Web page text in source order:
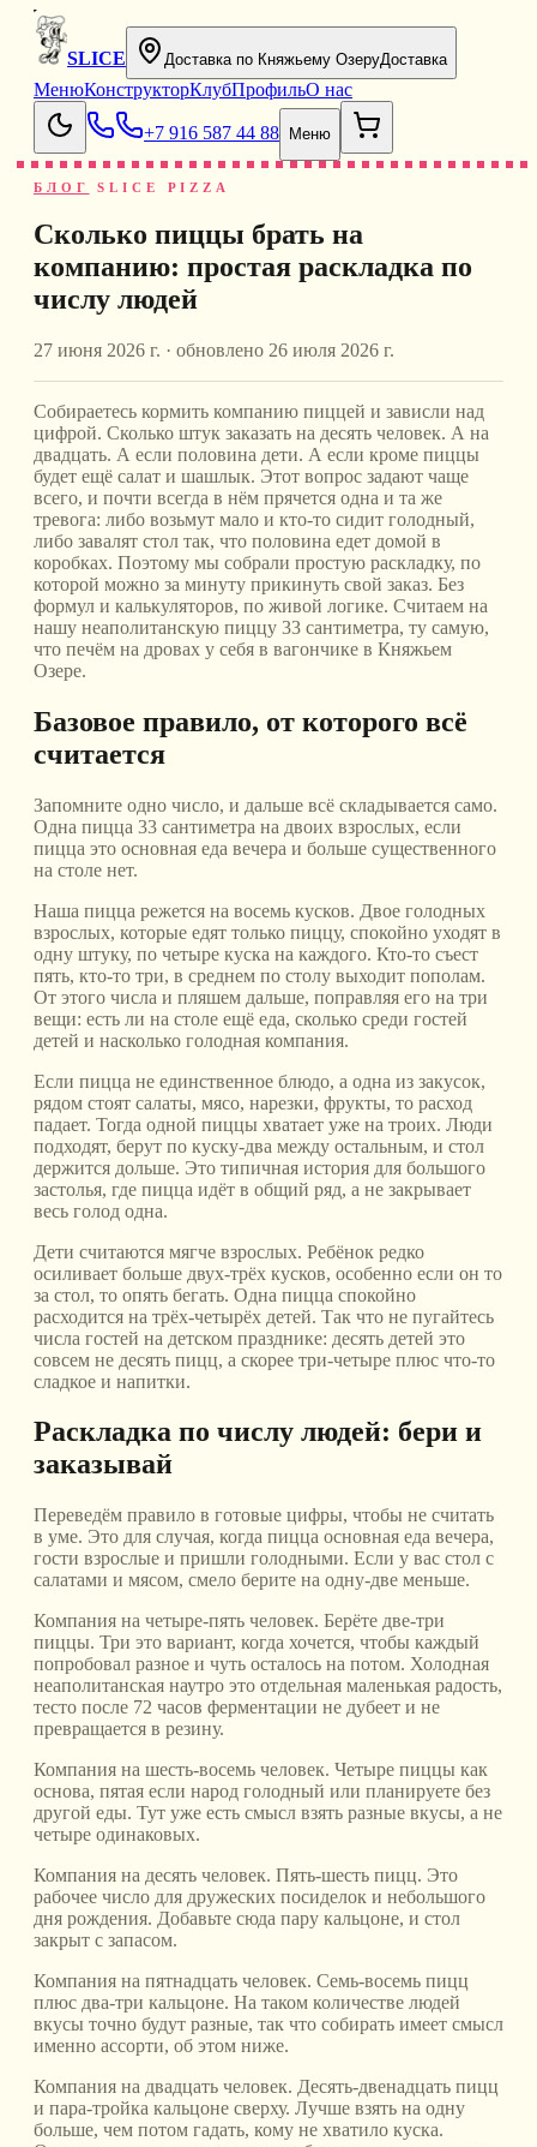
SLICE Доставка по Княжьему ОзеруДоставка
МенюКонструкторКлубПрофильО нас
+7 916 587 44 88 Меню
БЛОГ SLICE PIZZA
Сколько пиццы брать на
компанию: простая раскладка по
числу людей
27 июня 2026 г. · обновлено 26 июля 2026 г.
Собираетесь кормить компанию пиццей и зависли над
цифрой. Сколько штук заказать на десять человек. А на
двадцать. А если половина дети. А если кроме пиццы
будет ещё салат и шашлык. Этот вопрос задают чаще
всего, и почти всегда в нём прячется одна и та же
тревога: либо возьмут мало и кто-то сидит голодный,
либо завалят стол так, что половина едет домой в
коробках. Поэтому мы собрали простую раскладку, по
которой можно за минуту прикинуть свой заказ. Без
формул и калькуляторов, по живой логике. Считаем на
нашу неаполитанскую пиццу 33 сантиметра, ту самую,
что печём на дровах у себя в вагончике в Княжьем
Озере.
Базовое правило, от которого всё
считается
Запомните одно число, и дальше всё складывается само.
Одна пицца 33 сантиметра на двоих взрослых, если
пицца это основная еда вечера и больше существенного
на столе нет.
Наша пицца режется на восемь кусков. Двое голодных
взрослых, которые едят только пиццу, спокойно уходят в
одну штуку, по четыре куска на каждого. Кто-то съест
пять, кто-то три, в среднем по столу выходит пополам.
От этого числа и пляшем дальше, поправляя его на три
вещи: есть ли на столе ещё еда, сколько среди гостей
детей и насколько голодная компания.
Если пицца не единственное блюдо, а одна из закусок,
рядом стоят салаты, мясо, нарезки, фрукты, то расход
падает. Тогда одной пиццы хватает уже на троих. Люди
подходят, берут по куску-два между остальным, и стол
держится дольше. Это типичная история для большого
застолья, где пицца идёт в общий ряд, а не закрывает
весь голод одна.
Дети считаются мягче взрослых. Ребёнок редко
осиливает больше двух-трёх кусков, особенно если он то
за стол, то опять бегать. Одна пицца спокойно
расходится на трёх-четырёх детей. Так что не пугайтесь
числа гостей на детском празднике: десять детей это
совсем не десять пицц, а скорее три-четыре плюс что-то
сладкое и напитки.
Раскладка по числу людей: бери и
заказывай
Переведём правило в готовые цифры, чтобы не считать
в уме. Это для случая, когда пицца основная еда вечера,
гости взрослые и пришли голодными. Если у вас стол с
салатами и мясом, смело берите на одну-две меньше.
Компания на четыре-пять человек. Берёте две-три
пиццы. Три это вариант, когда хочется, чтобы каждый
попробовал разное и чуть осталось на потом. Холодная
неаполитанская наутро это отдельная маленькая радость,
тесто после 72 часов ферментации не дубеет и не
превращается в резину.
Компания на шесть-восемь человек. Четыре пиццы как
основа, пятая если народ голодный или планируете без
другой еды. Тут уже есть смысл взять разные вкусы, а не
четыре одинаковых.
Компания на десять человек. Пять-шесть пицц. Это
рабочее число для дружеских посиделок и небольшого
дня рождения. Добавьте сюда пару кальцоне, и стол
закрыт с запасом.
Компания на пятнадцать человек. Семь-восемь пицц
плюс два-три кальцоне. На таком количестве людей
вкусы точно будут разные, так что собирать имеет смысл
именно ассорти, об этом ниже.
Компания на двадцать человек. Десять-двенадцать пицц
и пара-тройка кальцоне сверху. Лучше взять на одну
больше, чем потом гадать, кому не хватило куска.